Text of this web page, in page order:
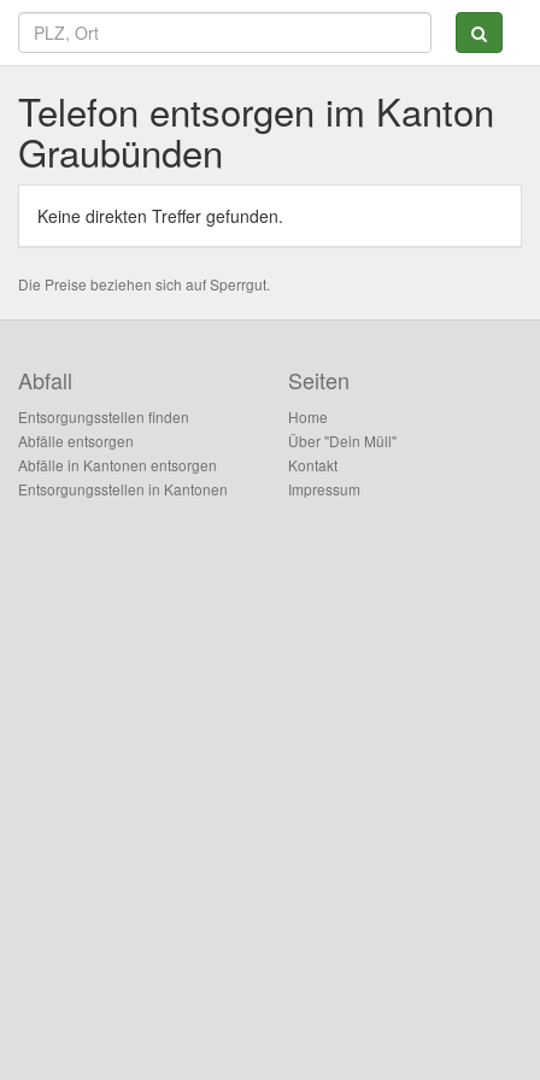
Telefon entsorgen im Kanton
Graubünden
Keine direkten Treffer gefunden.
Die Preise beziehen sich auf Sperrgut.
Abfall
Entsorgungsstellen finden
Abfälle entsorgen
Abfälle in Kantonen entsorgen
Entsorgungsstellen in Kantonen
Seiten
Home
Über "Dein Müll"
Kontakt
Impressum